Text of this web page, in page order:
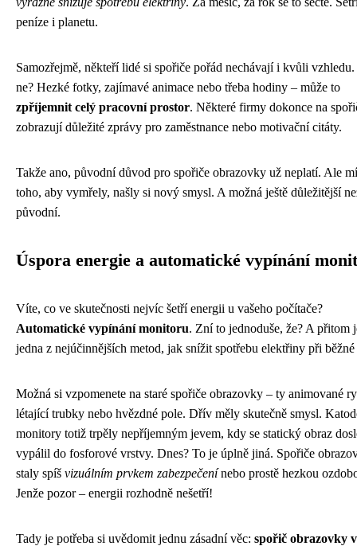
peníze i planetu.
Samozřejmě, někteří lidé si spořiče pořád nechávají i kvůli vzhledu.
ne? Hezké fotky, zajímavé animace nebo třeba hodiny – může to
zpříjemnit celý pracovní prostor. Některé firmy dokonce na
zobrazují důležité zprávy pro zaměstnance nebo motivační citáty.
Takže ano, původní důvod pro spořiče obrazovky už neplatí. Ale
toho, aby vymřely, našly si nový smysl. A možná ještě důležitější
původní.
Úspora energie a automatické vypínání
Víte, co ve skutečnosti nejvíc šetří energii u vašeho počítače?
Automatické vypínání monitoru. Zní to jednoduše, že? A přitom
jedna z nejúčinnějších metod, jak snížit spotřebu elektřiny při
Možná si vzpomenete na staré spořiče obrazovky – ty animované
létající trubky nebo hvězdné pole. Dřív měly skutečně smysl.
monitory totiž trpěly nepříjemným jevem, kdy se statický obraz
vypálil do fosforové vrstvy. Dnes? To je úplně jiná. Spořiče
staly spíš vizuálním prvkem zabezpečenínebo prostě hezkou
Jenže pozor – energii rozhodně nešetří!
Tady je potřeba si uvědomit jednu zásadní věc: spořič obrazovky